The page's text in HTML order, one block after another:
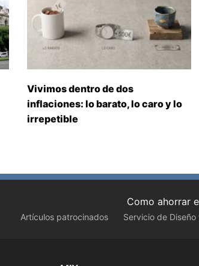
Vivimos dentro de dos
inflaciones: lo barato, lo caro y lo
irrepetible
Como ahorrar
Artículos patrocinados Servicio de Diseño